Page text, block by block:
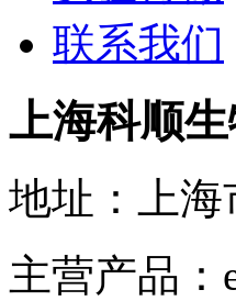
联系我们
上海科顺
地址：上
主营产品：